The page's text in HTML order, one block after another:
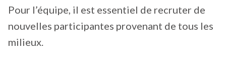
Pour l’équipe, il est essentiel de recruter de
nouvelles participantes provenant de tous les
milieux.